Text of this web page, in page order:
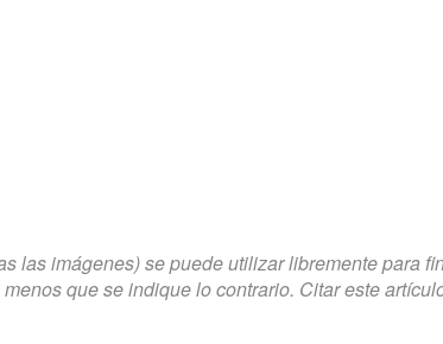
las imágenes) se puede utilizar libremente para
que se indique lo contrario. Citar este